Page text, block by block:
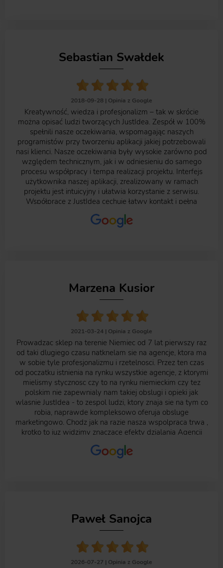
jeszcze raz serdecznie dziękuję!
Sebastian Swałdek
2018-09-28 | Opinia z Google
Kreatywność, wiedza i profesjonalizm – tak w skrócie
można opisać ludzi tworzących JustIdea. Zespół w 100%
spełnili nasze oczekiwania, wspomagając naszych
programistów przy tworzeniu aplikacji jakiej potrzebowali
nasi klienci. Nasze oczekiwania były wysokie zarówno pod
względem technicznym, jak i w odniesieniu do samego
procesu współpracy i tempa realizacji projektu. Interfejs
użytkownika naszej aplikacji, zrealizowany w ramach
projektu jest intuicyjny i ułatwia korzystanie z serwisu.
Współpracę z JustIdea cechuje łatwy kontakt i pełna
rozwiązań. Nasza współpraca od początku do końca
trwania projektu przebiegała w atmosferze skupienia na
Marzena Kusior
2021-03-24 | Opinia z Google
Prowadzac sklep na terenie Niemiec od 7 lat pierwszy raz
od taki dlugiego czasu natknelam sie na agencje, ktora ma
w sobie tyle profesjonalizmu i rzetelnosci. Przez ten czas
od poczatku istnienia na rynku wszystkie agencje, z ktorymi
mielismy stycznosc czy to na rynku niemieckim czy tez
polskim nie zapewnialy nam takiej obslugi i opieki jak
wlasnie JustIdea - to zespol ludzi, ktory znaja sie na tym co
robia, naprawde kompleksowo oferuja obsluge
marketingowo. Chodz jak na razie nasza wspolpraca trwa ,
krotko to juz widzimy znaczace efekty dzialania Agencji
wymierne i przekładają się bezpośrednio na wyniki
sprzedaży naszych produktow. Polecamy, bo to ludzie,
Paweł Sanojca
2026-07-27 | Opinia z Google